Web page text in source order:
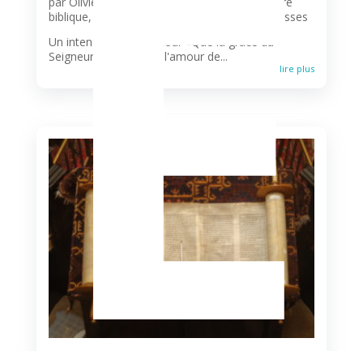
biblique,
Paroisses
Un intense foyer d'amour «Que la grâce du
Seigneur Jésus Christ, l'amour de...
lire plus